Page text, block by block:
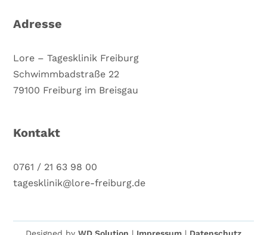
Adresse
Lore – Tagesklinik Freiburg
Schwimmbadstraße 22
79100 Freiburg im Breisgau
Kontakt
0761 / 21 63 98 00
tagesklinik@lore-freiburg.de